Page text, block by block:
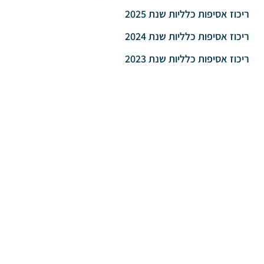
ריכוז אסיפות כלליות שנת 2025
ריכוז אסיפות כלליות שנת 2024
ריכוז אסיפות כלליות שנת 2023